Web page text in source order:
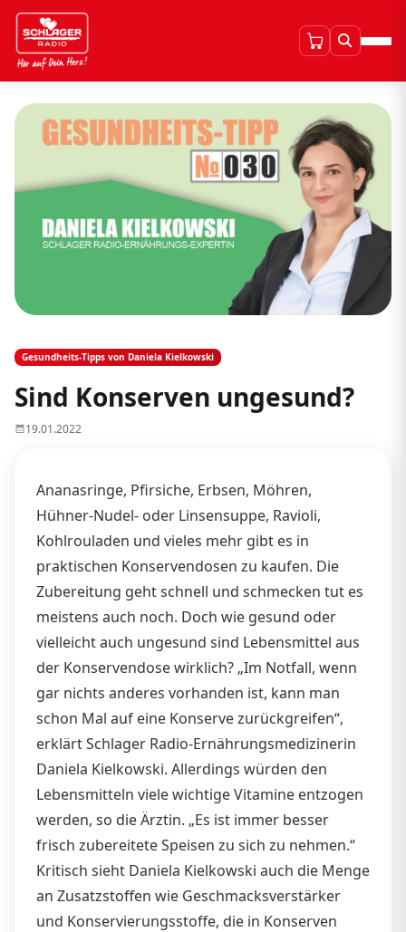
Gesundheits-Tipps von Daniela Kielkowski
Sind Konserven ungesund?
19.01.2022
Ananasringe, Pfirsiche, Erbsen, Möhren,
Hühner-Nudel- oder Linsensuppe, Ravioli,
Kohlrouladen und vieles mehr gibt es in
praktischen Konservendosen zu kaufen. Die
Zubereitung geht schnell und schmecken tut es
meistens auch noch. Doch wie gesund oder
vielleicht auch ungesund sind Lebensmittel aus
der Konservendose wirklich? „Im Notfall, wenn
gar nichts anderes vorhanden ist, kann man
schon Mal auf eine Konserve zurückgreifen“,
erklärt Schlager Radio-Ernährungsmedizinerin
Daniela Kielkowski. Allerdings würden den
Lebensmitteln viele wichtige Vitamine entzogen
werden, so die Ärztin. „Es ist immer besser
frisch zubereitete Speisen zu sich zu nehmen.“
Kritisch sieht Daniela Kielkowski auch die Menge
an Zusatzstoffen wie Geschmacksverstärker
und Konservierungsstoffe, die in Konserven